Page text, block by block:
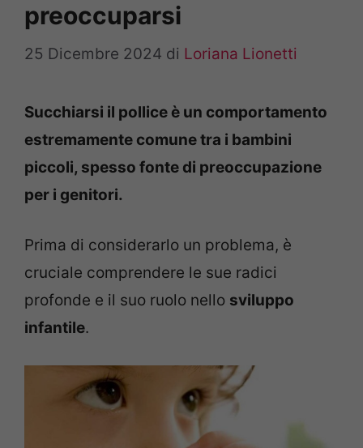
preoccuparsi
25 Dicembre 2024 di Loriana Lionetti
Succhiarsi il pollice è un comportamento
estremamente comune tra i bambini
piccoli, spesso fonte di preoccupazione
per i genitori.
Prima di considerarlo un problema, è
cruciale comprendere le sue radici
profonde e il suo ruolo nello sviluppo
infantile.